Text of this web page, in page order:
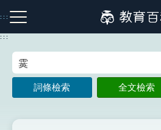
到
主
:::
注音索引圖示 筆畫索引圖示
:::
詞條檢索 全文檢索